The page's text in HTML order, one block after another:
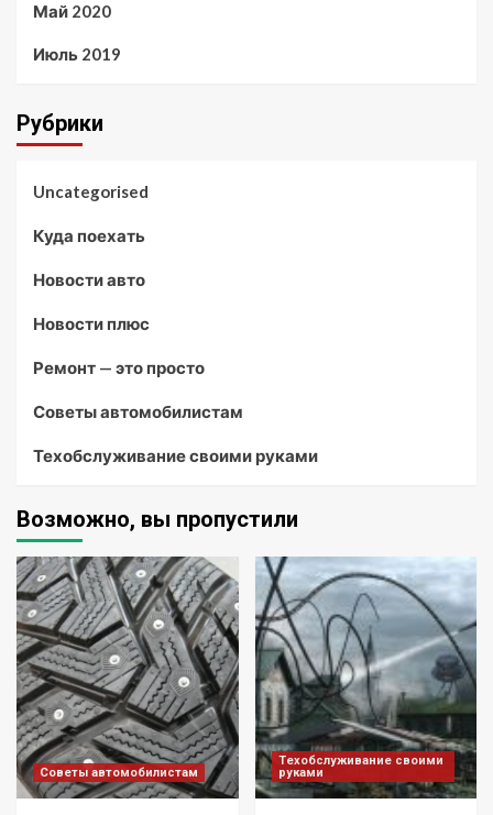
Май 2020
Июль 2019
Рубрики
Uncategorised
Куда поехать
Новости авто
Новости плюс
Ремонт — это просто
Советы автомобилистам
Техобслуживание своими руками
Возможно, вы пропустили
Советы автомобилистам
Техобслуживание своими
руками